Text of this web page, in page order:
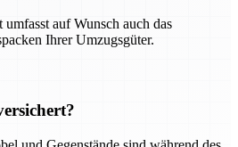
auf Wunsch auch das
Ihrer Umzugsgüter.